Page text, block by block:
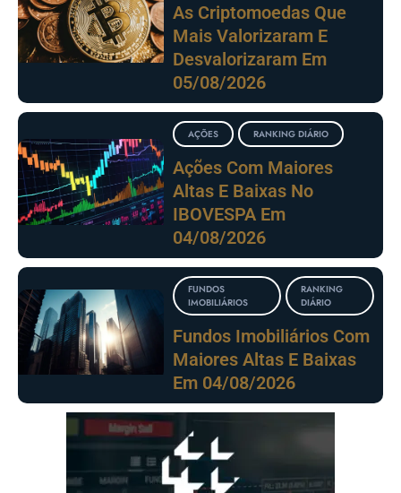
As Criptomoedas Que
Mais Valorizaram E
Desvalorizaram Em
05/08/2026
AÇÕES RANKING DIÁRIO
Ações Com Maiores
Altas E Baixas No
IBOVESPA Em
04/08/2026
FUNDOS
IMOBILIÁRIOS
RANKING
DIÁRIO
Fundos Imobiliários Com
Maiores Altas E Baixas
Em 04/08/2026